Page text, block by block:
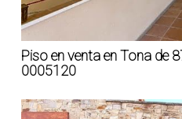
Piso en venta en Tona de
0005120